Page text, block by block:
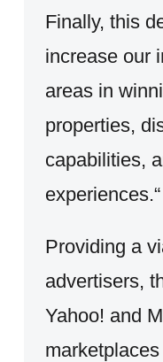
Finally, this
increase our
areas in
properties,
capabilities,
experiences.“
Providing a
advertisers,
Yahoo! and